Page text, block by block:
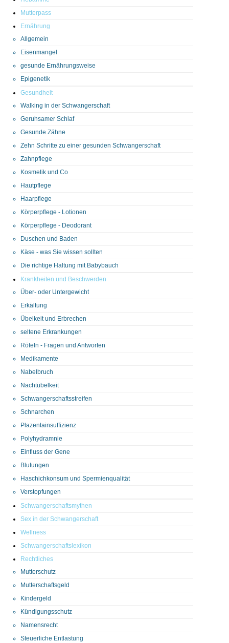
Mutterpass
Ernährung
Allgemein
Eisenmangel
gesunde Ernährungsweise
Epigenetik
Gesundheit
Walking in der Schwangerschaft
Geruhsamer Schlaf
Gesunde Zähne
Zehn Schritte zu einer gesunden Schwangerschaft
Zahnpflege
Kosmetik und Co
Hautpflege
Haarpflege
Körperpflege - Lotionen
Körperpflege - Deodorant
Duschen und Baden
Käse - was Sie wissen sollten
Die richtige Haltung mit Babybauch
Krankheiten und Beschwerden
Über- oder Untergewicht
Erkältung
Übelkeit und Erbrechen
seltene Erkrankungen
Röteln - Fragen und Antworten
Medikamente
Nabelbruch
Nachtübelkeit
Schwangerschaftsstreifen
Schnarchen
Plazentainsuffizienz
Polyhydramnie
Einfluss der Gene
Blutungen
Haschichkonsum und Spermienqualität
Verstopfungen
Schwangerschaftsmythen
Sex in der Schwangerschaft
Wellness
Schwangerschaftslexikon
Rechtliches
Mutterschutz
Mutterschaftsgeld
Kindergeld
Kündigungsschutz
Namensrecht
Steuerliche Entlastung